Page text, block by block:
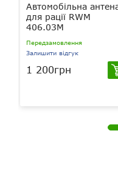
Автомобільна
для рації RWM
406.03М
Передзамовлення
Залишити відгук
1 200грн